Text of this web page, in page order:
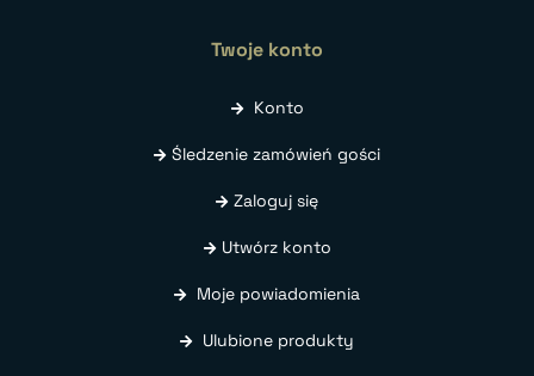
Twoje konto
Konto
Śledzenie zamówień gości
Zaloguj się
Utwórz konto
Moje powiadomienia
Ulubione produkty